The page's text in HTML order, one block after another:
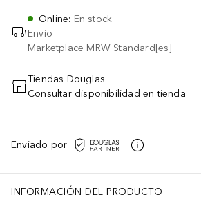
Online: En stock
Envío
Marketplace MRW Standard[es]
AÑADIR AL CARRITO
Tiendas Douglas
Consultar disponibilidad en tienda
Enviado por
INFORMACIÓN DEL PRODUCTO